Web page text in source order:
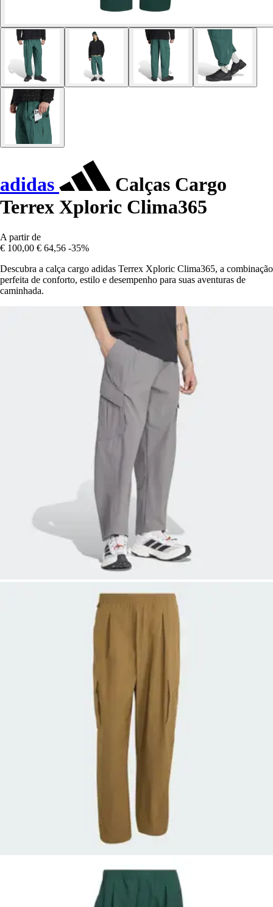
adidas
Calças Cargo
Terrex Xploric Clima365
A partir de
€ 100,00 € 64,56 -35%
Descubra a calça cargo adidas Terrex Xploric Clima365, a combinação
perfeita de conforto, estilo e desempenho para suas aventuras de
caminhada.